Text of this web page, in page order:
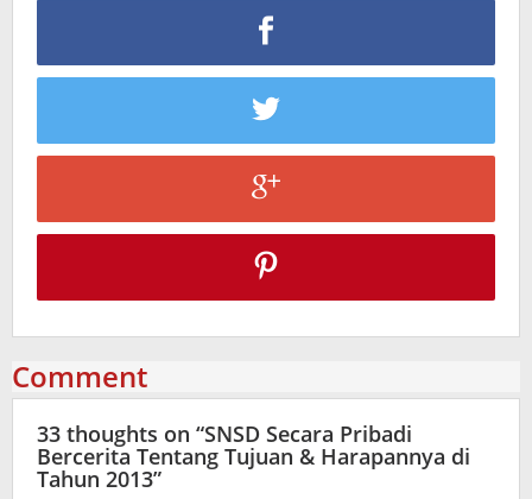
Comment
33 thoughts on “SNSD Secara Pribadi
Bercerita Tentang Tujuan & Harapannya di
Tahun 2013”